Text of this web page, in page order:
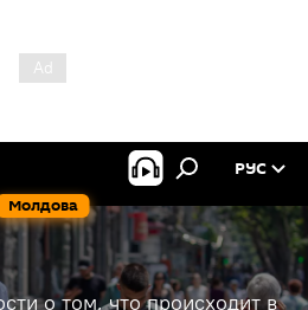
Молдова
РУС
о том, что происходит в